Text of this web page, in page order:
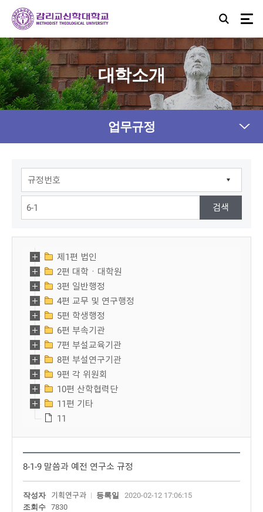
대학소개
업무규정
제1편 법인
2편 대학ㆍ대학원
3편 일반행정
4편 교무 및 연구행정
5편 학생행정
6편 부속기관
7편 부설교육기관
8편 부설연구기관
9편 각 위원회
10편 산학협력단
11편 기타
11
8-1-9 말씀과 예전 연구소 규정
작성자 기획연구과 등록일
2020-02-12 17:06:15
조회수
7830